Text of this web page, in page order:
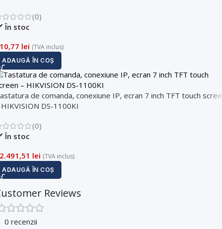
(0)
În stoc
lei (TVA inclus)
ADAUGĂ ÎN COȘ
de comanda, conexiune IP, ecran 7 inch TFT touch
DS-1100KI
(0)
În stoc
lei (TVA inclus)
ADAUGĂ ÎN COȘ
Reviews
0 recenzii